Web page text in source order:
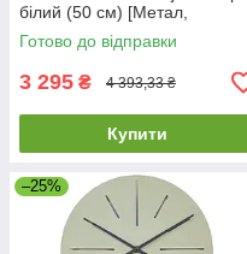
білий (50 см) [Метал,
Відкритий, Кольори]
Готово до відправки
3 295 ₴ 4 393,33 ₴
Купити
–25%